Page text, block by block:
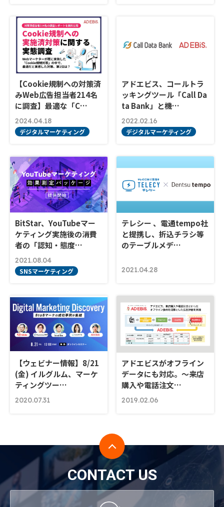
【Cookie規制への対策済
みWeb広告担当者214名
に調査】最適な「C…
2024.04.18
デジタルマーケティング
アドエビス、コールトラ
ッキングツール「Call Da
ta Bank」と機…
2022.02.16
デジタルマーケティング
BitStar、YouTubeマー
ケティング実施後の消費
者の「認知・態度…
2021.08.04
SNSマーケティング
テレシー 、電通tempo社
と提携し、折込チラシ等
のテーブルメデ…
2021.04.28
【ウェビナー情報】8/21
(金) イルグルム、マーケ
ティングツー…
2020.07.31
アドエビスがオフライン
データにも対応。～来店
購入や電話注文…
2019.02.06
CONTACT US